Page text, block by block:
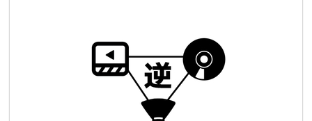
前回はアルバムリリース記念として2018年2月16日に高円寺